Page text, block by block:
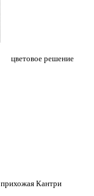
цветовое решение
прихожая Кантри